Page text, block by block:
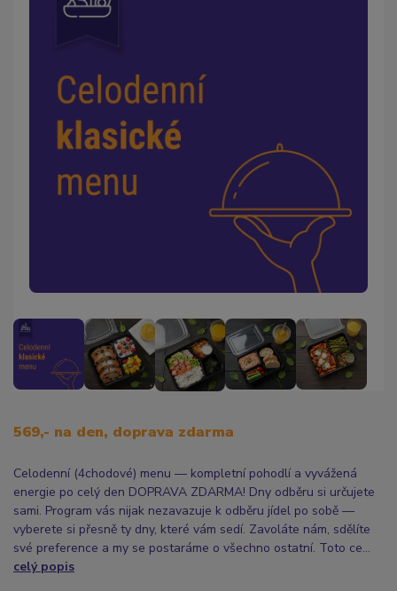
569,- na den, doprava zdarma
Celodenní (4chodové) menu — kompletní pohodlí a vyvážená
energie po celý den DOPRAVA ZDARMA! Dny odběru si určujete
sami. Program vás nijak nezavazuje k odběru jídel po sobě —
vyberete si přesně ty dny, které vám sedí. Zavoláte nám, sdělíte
své preference a my se postaráme o všechno ostatní. Toto ce...
celý popis